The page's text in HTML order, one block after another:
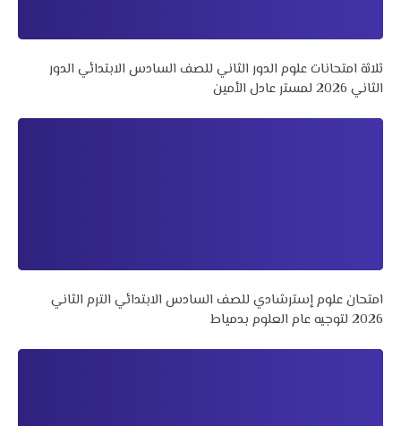
ثلاثة امتحانات علوم الدور الثاني للصف السادس الابتدائي الدور
الثاني 2026 لمستر عادل الأمين
امتحان علوم إسترشادي للصف السادس الابتدائي الترم الثاني
2026 لتوجيه عام العلوم بدمياط